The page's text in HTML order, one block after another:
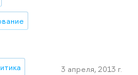
3 апреля, 2013 г.